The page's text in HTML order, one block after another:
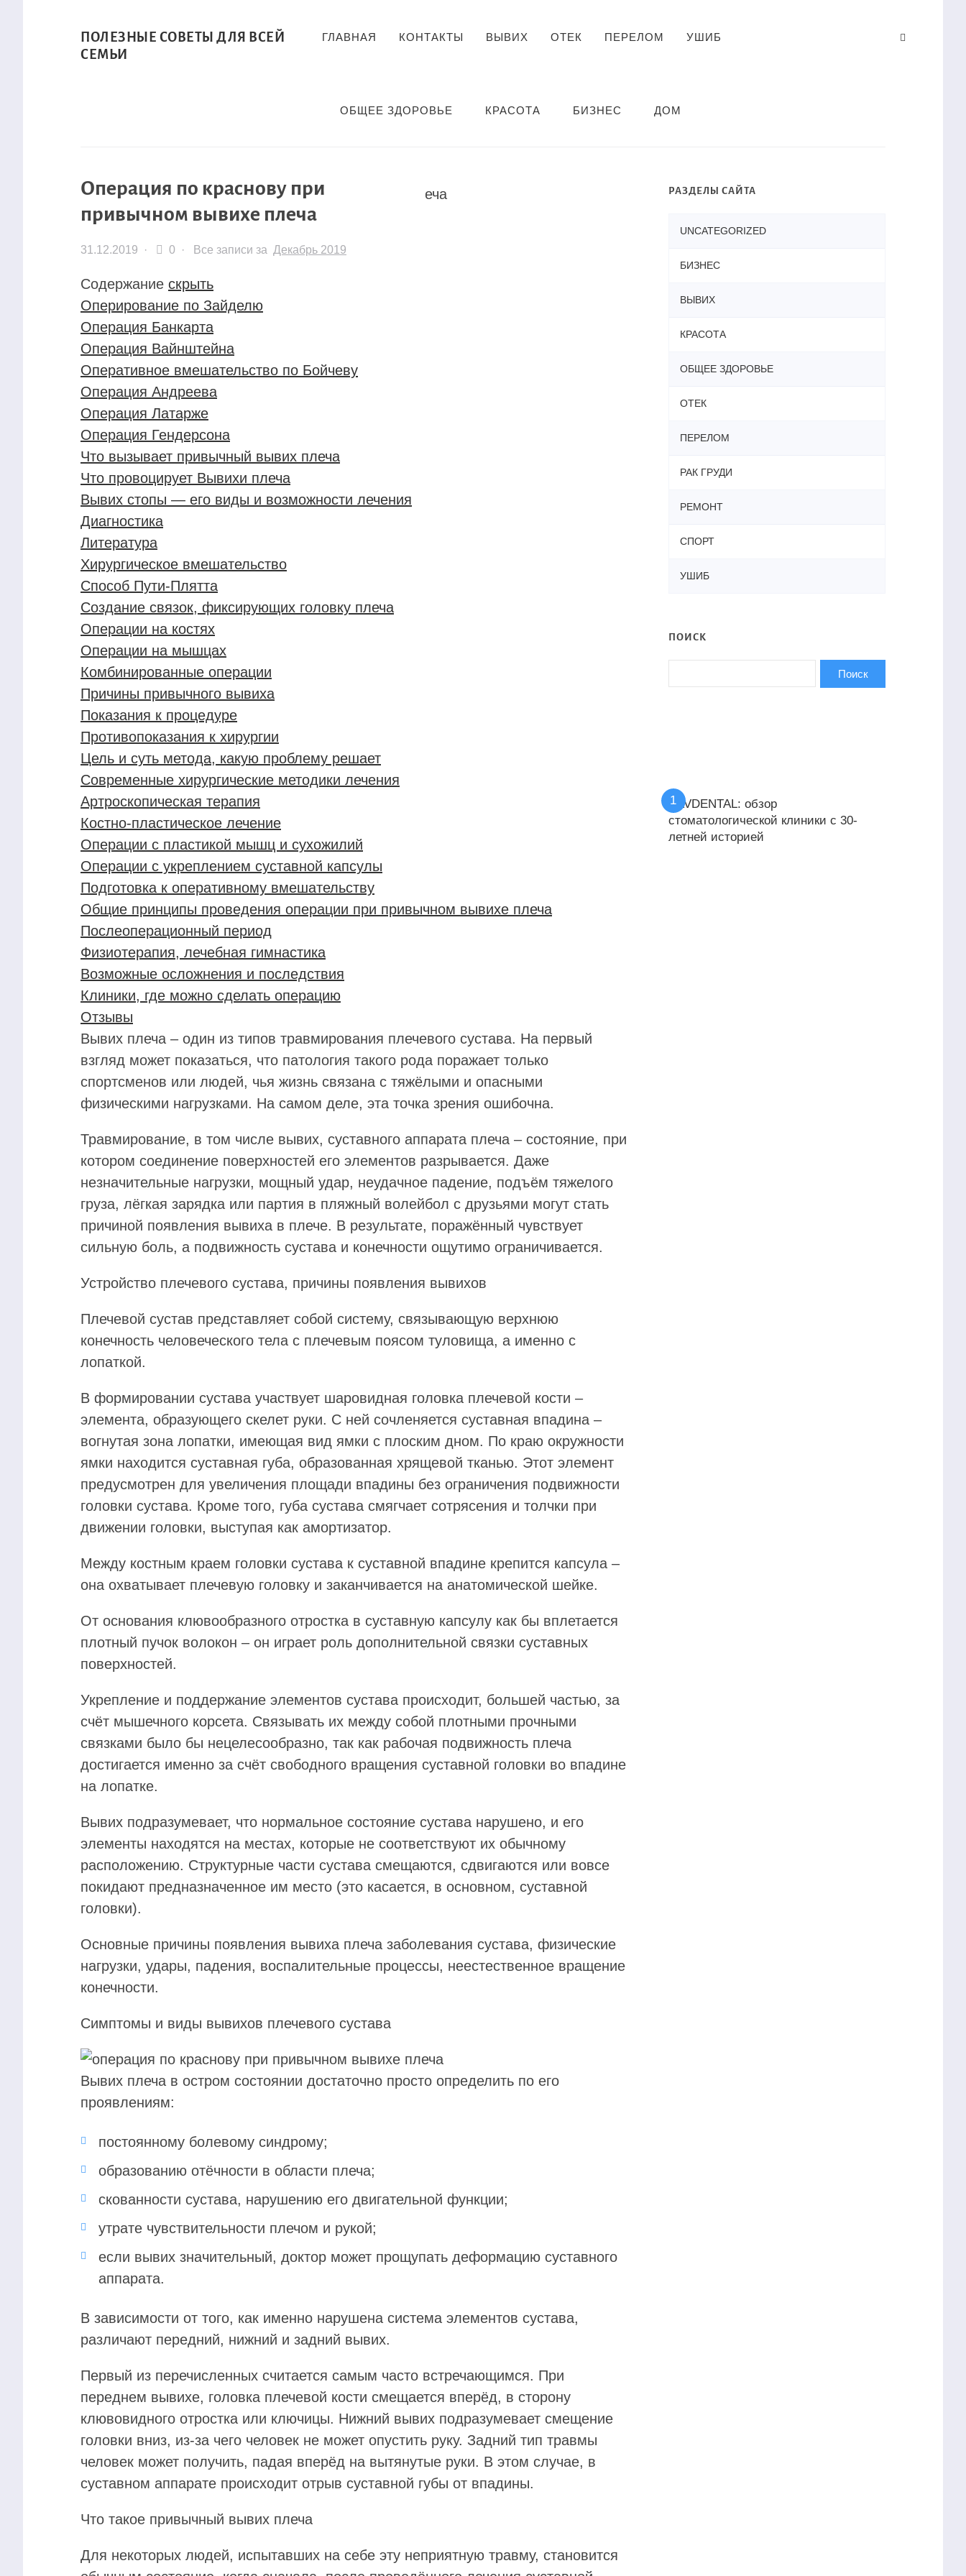
ПОЛЕЗНЫЕ СОВЕТЫ ДЛЯ ВСЕЙ
СЕМЬИ
ГЛАВНАЯ КОНТАКТЫ ВЫВИХ ОТЕК ПЕРЕЛОМ УШИБ
ОБЩЕЕ ЗДОРОВЬЕ КРАСОТА БИЗНЕС ДОМ
Операция по краснову при
привычном вывихе плеча
31.12.2019 · 0 · Все записи за Декабрь 2019
Содержание скрыть
Оперирование по Зайделю
Операция Банкарта
Операция Вайнштейна
Оперативное вмешательство по Бойчеву
Операция Андреева
Операция Латарже
Операция Гендерсона
Что вызывает привычный вывих плеча
Что провоцирует Вывихи плеча
Вывих стопы — его виды и возможности лечения
Диагностика
Литература
Хирургическое вмешательство
Способ Пути-Плятта
Создание связок, фиксирующих головку плеча
Операции на костях
Операции на мышцах
Комбинированные операции
Причины привычного вывиха
Показания к процедуре
Противопоказания к хирургии
Цель и суть метода, какую проблему решает
Современные хирургические методики лечения
Артроскопическая терапия
Костно-пластическое лечение
Операции с пластикой мышц и сухожилий
Операции с укреплением суставной капсулы
Подготовка к оперативному вмешательству
Общие принципы проведения операции при привычном вывихе плеча
Послеоперационный период
Физиотерапия, лечебная гимнастика
Возможные осложнения и последствия
Клиники, где можно сделать операцию
Отзывы
Вывих плеча – один из типов травмирования плечевого сустава. На первый
взгляд может показаться, что патология такого рода поражает только
спортсменов или людей, чья жизнь связана с тяжёлыми и опасными
физическими нагрузками. На самом деле, эта точка зрения ошибочна.
Травмирование, в том числе вывих, суставного аппарата плеча – состояние, при
котором соединение поверхностей его элементов разрывается. Даже
незначительные нагрузки, мощный удар, неудачное падение, подъём тяжелого
груза, лёгкая зарядка или партия в пляжный волейбол с друзьями могут стать
причиной появления вывиха в плече. В результате, поражённый чувствует
сильную боль, а подвижность сустава и конечности ощутимо ограничивается.
Устройство плечевого сустава, причины появления вывихов
Плечевой сустав представляет собой систему, связывающую верхнюю
конечность человеческого тела с плечевым поясом туловища, а именно с
лопаткой.
В формировании сустава участвует шаровидная головка плечевой кости –
элемента, образующего скелет руки. С ней сочленяется суставная впадина –
вогнутая зона лопатки, имеющая вид ямки с плоским дном. По краю окружности
ямки находится суставная губа, образованная хрящевой тканью. Этот элемент
предусмотрен для увеличения площади впадины без ограничения подвижности
головки сустава. Кроме того, губа сустава смягчает сотрясения и толчки при
движении головки, выступая как амортизатор.
Между костным краем головки сустава к суставной впадине крепится капсула –
она охватывает плечевую головку и заканчивается на анатомической шейке.
От основания клювообразного отростка в суставную капсулу как бы вплетается
плотный пучок волокон – он играет роль дополнительной связки суставных
поверхностей.
Укрепление и поддержание элементов сустава происходит, большей частью, за
счёт мышечного корсета. Связывать их между собой плотными прочными
связками было бы нецелесообразно, так как рабочая подвижность плеча
достигается именно за счёт свободного вращения суставной головки во впадине
на лопатке.
Вывих подразумевает, что нормальное состояние сустава нарушено, и его
элементы находятся на местах, которые не соответствуют их обычному
расположению. Структурные части сустава смещаются, сдвигаются или вовсе
покидают предназначенное им место (это касается, в основном, суставной
головки).
Основные причины появления вывиха плеча заболевания сустава, физические
нагрузки, удары, падения, воспалительные процессы, неестественное вращение
конечности.
Симптомы и виды вывихов плечевого сустава
Вывих плеча в остром состоянии достаточно просто определить по его
проявлениям:
постоянному болевому синдрому;
образованию отёчности в области плеча;
скованности сустава, нарушению его двигательной функции;
утрате чувствительности плечом и рукой;
если вывих значительный, доктор может прощупать деформацию суставного
аппарата.
В зависимости от того, как именно нарушена система элементов сустава,
различают передний, нижний и задний вывих.
Первый из перечисленных считается самым часто встречающимся. При
переднем вывихе, головка плечевой кости смещается вперёд, в сторону
клювовидного отростка или ключицы. Нижний вывих подразумевает смещение
головки вниз, из-за чего человек не может опустить руку. Задний тип травмы
человек может получить, падая вперёд на вытянутые руки. В этом случае, в
суставном аппарате происходит отрыв суставной губы от впадины.
Что такое привычный вывих плеча
Для некоторых людей, испытавших на себе эту неприятную травму, становится
РАЗДЕЛЫ САЙТА
UNCATEGORIZED
БИЗНЕС
ВЫВИХ
КРАСОТА
ОБЩЕЕ ЗДОРОВЬЕ
ОТЕК
ПЕРЕЛОМ
РАК ГРУДИ
РЕМОНТ
СПОРТ
УШИБ
ПОИСК
KAVDENTAL: обзор
стоматологической клиники с 30-
летней историей